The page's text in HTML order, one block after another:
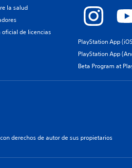
la salud
oficial de licencias
PlayStation App
PlayStation App
Beta Program at
derechos de autor de sus propietarios